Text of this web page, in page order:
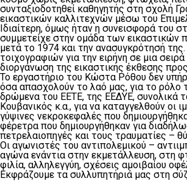
συνταξιοδοτηθεί καθηγητής στη σχολή
εικαστικών καλλιτεχνών μέσω του
Ιδιαίτερη, όμως ήταν η συνεισφορά του
συμμετείχε στην ομάδα των εικαστικών
μετά το 1974 και την ανασυγκρότησή
τοιχογραφιών για την ειρήνη σε μια
διοργάνωση της εικαστικής έκθεσης
Το εργαστήριο του Κώστα Ρόθου δεν
όσα απασχολούν το λαό μας, για το ρόλο
δρώμενα του ΕΕΤΕ, της ΕΕΔΥΕ, συνολικά
Κουβανικός κ.α., για να καταγγελθούν οι
γύψινες νεκροκεφαλές που
φέρετρα που δημιουργήθηκαν για
πετρελαιοπηγές και τους τραυματίες –
Οι αγωνιστές του αντιπολεμικού –
αγώνα ενάντια στην εκμετάλλευση, στη
φιλία, αλληλεγγύη, σχέσεις αμοιβαίου
Εκφράζουμε τα συλλυπητήριά μας στη